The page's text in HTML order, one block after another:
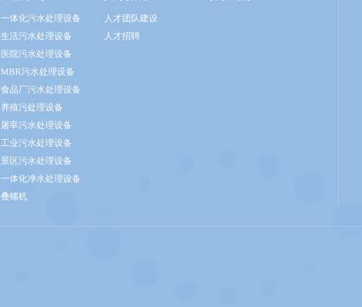
一体化污水处理设备
生活污水处理设备
医院污水处理设备
MBR污水处理设备
食品厂污水处理设备
养殖污处理设备
屠宰污水处理设备
工业污水处理设备
景区污水处理设备
一体化净水处理设备
叠螺机
人才团队建设
人才招聘